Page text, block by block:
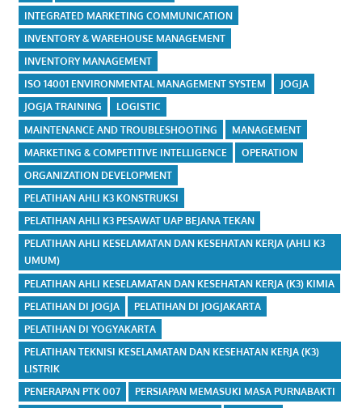
INTEGRATED MARKETING COMMUNICATION
INVENTORY & WAREHOUSE MANAGEMENT
INVENTORY MANAGEMENT
ISO 14001 ENVIRONMENTAL MANAGEMENT SYSTEM
JOGJA
JOGJA TRAINING
LOGISTIC
MAINTENANCE AND TROUBLESHOOTING
MANAGEMENT
MARKETING & COMPETITIVE INTELLIGENCE
OPERATION
ORGANIZATION DEVELOPMENT
PELATIHAN AHLI K3 KONSTRUKSI
PELATIHAN AHLI K3 PESAWAT UAP BEJANA TEKAN
PELATIHAN AHLI KESELAMATAN DAN KESEHATAN KERJA (AHLI K3
UMUM)
PELATIHAN AHLI KESELAMATAN DAN KESEHATAN KERJA (K3) KIMIA
PELATIHAN DI JOGJA
PELATIHAN DI JOGJAKARTA
PELATIHAN DI YOGYAKARTA
PELATIHAN TEKNISI KESELAMATAN DAN KESEHATAN KERJA (K3)
LISTRIK
PENERAPAN PTK 007
PERSIAPAN MEMASUKI MASA PURNABAKTI